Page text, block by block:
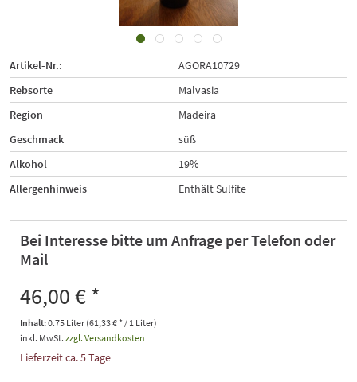
Artikel-Nr.:
AGORA10729
Rebsorte
Malvasia
Region
Madeira
Geschmack
süß
Alkohol
19%
Allergenhinweis
Enthält Sulfite
Bei Interesse bitte um Anfrage per Telefon oder
Mail
46,00 € *
Inhalt:0.75 Liter (61,33 € * / 1 Liter)
inkl. MwSt. zzgl. Versandkosten
Lieferzeit ca. 5 Tage